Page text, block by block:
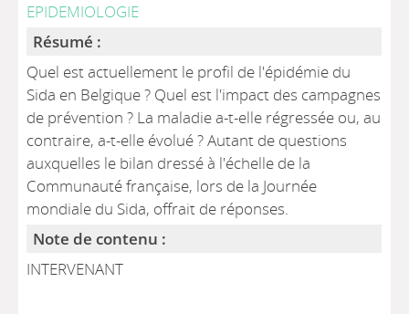
EPIDEMIOLOGIE
Résumé :
Quel est actuellement le profil de l'épidémie du
Sida en Belgique ? Quel est l'impact des campagnes
de prévention ? La maladie a-t-elle régressée ou, au
contraire, a-t-elle évolué ? Autant de questions
auxquelles le bilan dressé à l'échelle de la
Communauté française, lors de la Journée
mondiale du Sida, offrait de réponses.
Note de contenu :
INTERVENANT